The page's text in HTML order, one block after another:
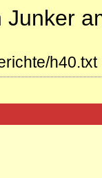
Junker
h40.txt